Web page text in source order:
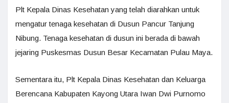
Plt Kepala Dinas Kesehatan yang telah diarahkan untuk
mengatur tenaga kesehatan di Dusun Pancur Tanjung
Nibung. Tenaga kesehatan di dusun ini berada di bawah
jejaring Puskesmas Dusun Besar Kecamatan Pulau Maya.
Sementara itu, Plt Kepala Dinas Kesehatan dan Keluarga
Berencana Kabupaten Kayong Utara Iwan Dwi Purnomo